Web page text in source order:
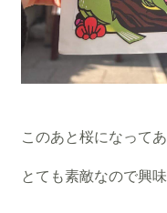
このあと桜になって
とても素敵なので興